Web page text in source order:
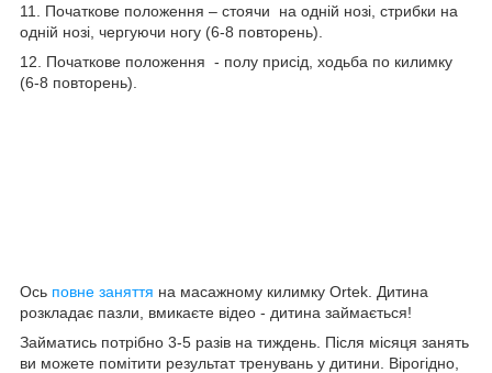
11. Початкове положення – стоячи на одній нозі, стрибки на
одній нозі, чергуючи ногу (6-8 повторень).
12. Початкове положення - полу присід, ходьба по килимку
(6-8 повторень).
Ось повне заняття на масажному килимку Ortek. Дитина
розкладає пазли, вмикаєте відео - дитина займається!
Займатись потрібно 3-5 разів на тиждень. Після місяця занять
ви можете помітити результат тренувань у дитини. Вірогідно,